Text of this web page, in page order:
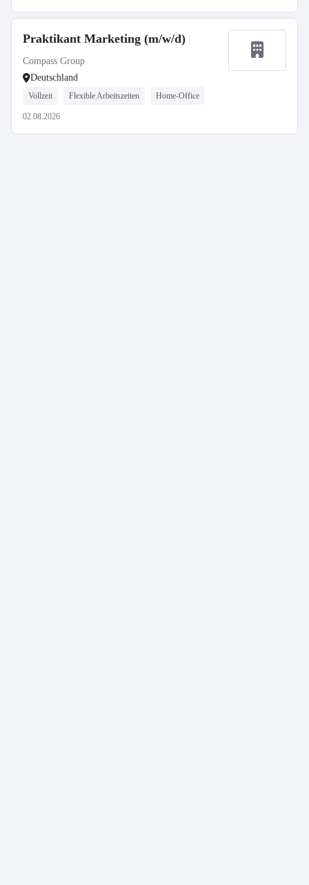
Praktikant Marketing (m/w/d)
Compass Group
Deutschland
Vollzeit Flexible Arbeitszeiten Home-Office
02.08.2026